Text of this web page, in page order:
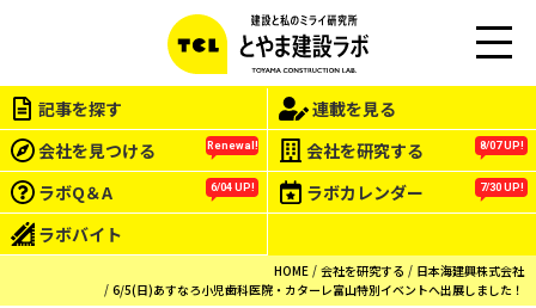
EN
記事を探す
連載を見る
会社を見つける
Renewal! 会社を研究する 8/07 UP!
ラボQ＆A 6/04 UP! ラボカレンダー 7/30 UP!
ラボバイト
HOME 会社を研究する
日本海建興株式会社
6/5(日)あすなろ小児歯科医院・カターレ富山特別イベントへ出展しました！
この会社をもっと研究する